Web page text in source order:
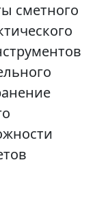
сметного